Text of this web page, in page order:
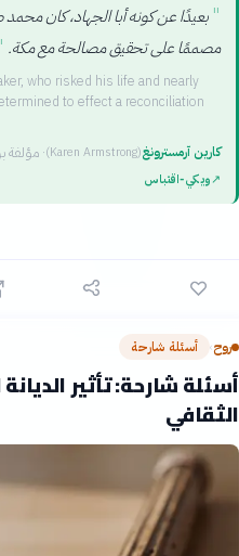
" بعيدًا عن كونه أبا الجهاد، كان
مصممًا على تحقيق مصالحة مع مكة.
who risked his life and nearly
to effect a reconciliation
كارين آرمسترونغ
(Karen Armstrong)
· مؤلفة
↗ويكي‑اقتباس
روح› أسئلة شارحة
أسئلة شارحة: تأثير
الثقافي